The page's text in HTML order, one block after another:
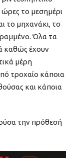
ώρες το μεσημέρι
το μηχανάκι, το
Όλα τα
καθώς έχουν
μέρη
τροχαίο κάποια
και κάποια
την πρόθεσή